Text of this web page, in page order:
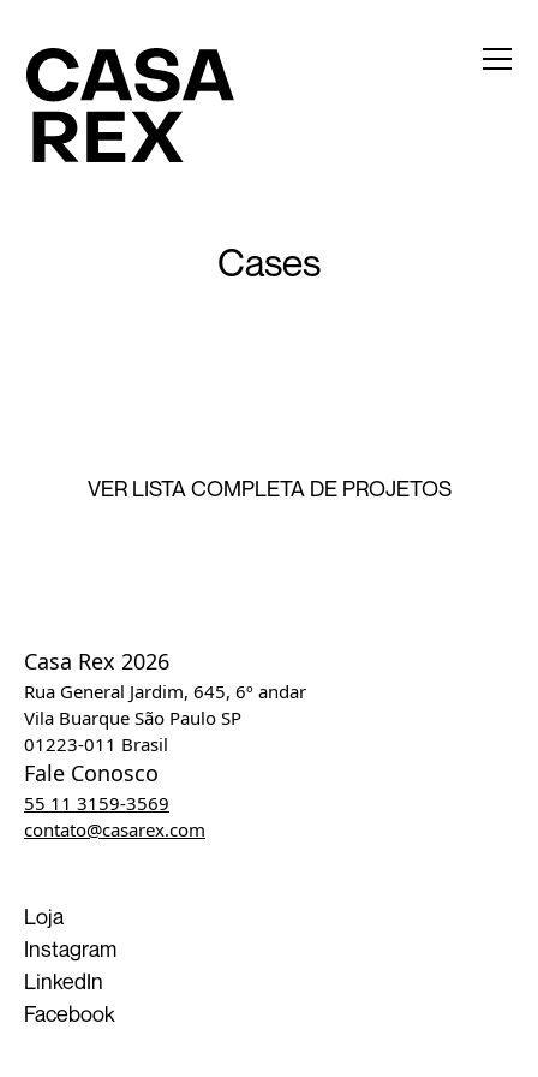
Cases
VER LISTA COMPLETA DE PROJETOS
Casa Rex 2026
Rua General Jardim, 645, 6º andar
Vila Buarque São Paulo SP
01223-011 Brasil
Fale Conosco
55 11 3159-3569
contato@casarex.com
Loja
Instagram
LinkedIn
Facebook